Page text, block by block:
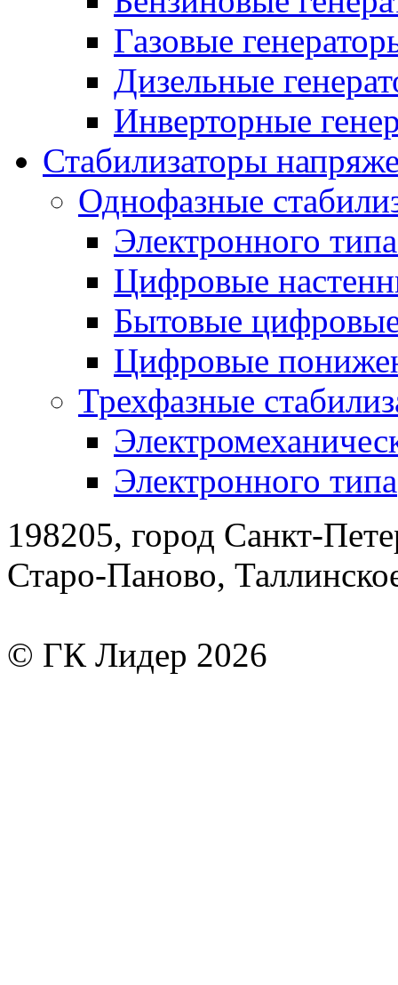
Газовые
Дизельные
Инверторные
Стабилизаторы
Однофазные
Электронного
Цифровые
Бытовые
Цифровые
Трехфазные
Электронного типа
198205, город Санкт-
Старо-Паново,
© ГК Лидер 2026